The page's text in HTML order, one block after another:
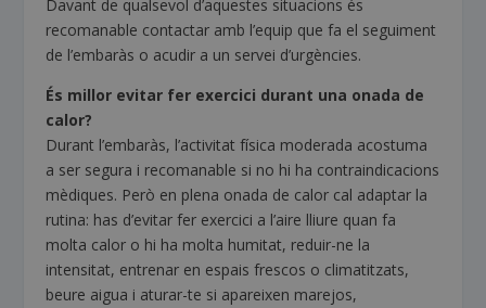
Davant de qualsevol d’aquestes situacions és
recomanable contactar amb l’equip que fa el seguiment
de l’embaràs o acudir a un servei d’urgències.
És millor evitar fer exercici durant una onada de
calor?
Durant l’embaràs, l’activitat física moderada acostuma
a ser segura i recomanable si no hi ha contraindicacions
mèdiques. Però en plena onada de calor cal adaptar la
rutina: has d’evitar fer exercici a l’aire lliure quan fa
molta calor o hi ha molta humitat, reduir-ne la
intensitat, entrenar en espais frescos o climatitzats,
beure aigua i aturar-te si apareixen marejos,